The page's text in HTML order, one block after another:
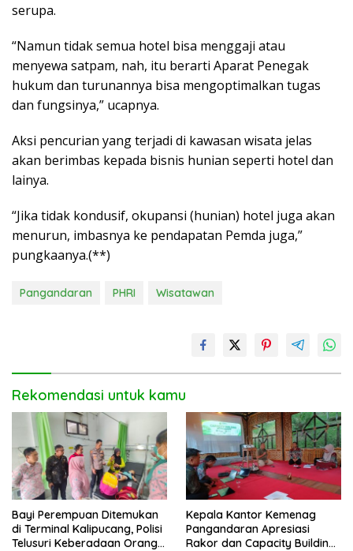
serupa.
“Namun tidak semua hotel bisa menggaji atau
menyewa satpam, nah, itu berarti Aparat Penegak
hukum dan turunannya bisa mengoptimalkan tugas
dan fungsinya,” ucapnya.
Aksi pencurian yang terjadi di kawasan wisata jelas
akan berimbas kepada bisnis hunian seperti hotel dan
lainya.
“Jika tidak kondusif, okupansi (hunian) hotel juga akan
menurun, imbasnya ke pendapatan Pemda juga,”
pungkaanya.(**)
Pangandaran PHRI Wisatawan
Rekomendasi untuk kamu
Bayi Perempuan Ditemukan
di Terminal Kalipucang, Polisi
Telusuri Keberadaan Orang
Kepala Kantor Kemenag
Pangandaran Apresiasi
Rakor dan Capacity Building